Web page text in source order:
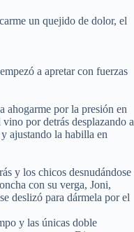
un quejido de dolor, el
a apretar con fuerzas
ahogarme por la presión en
por detrás desplazando a
ajustando la habilla en
y los chicos desnudándose
con su verga, Joni,
deslizó para dármela por el
y las únicas doble